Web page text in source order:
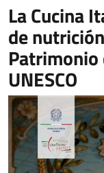
La Cucina
de
Patrimonio
UNESCO